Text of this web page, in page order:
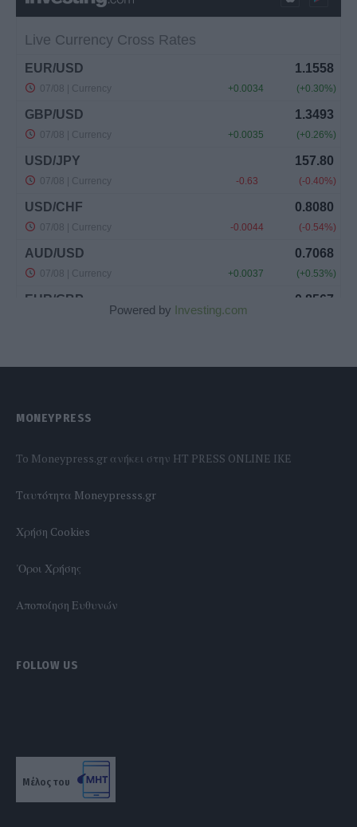
Powered by Investing.com
MONEYPRESS
To Moneypress.gr ανήκει στην HT PRESS ONLINE IKE
Tαυτότητα Moneypresss.gr
Χρήση Cookies
'Οροι Χρήσης
Αποποίηση Ευθυνών
FOLLOW US
Μέλος του